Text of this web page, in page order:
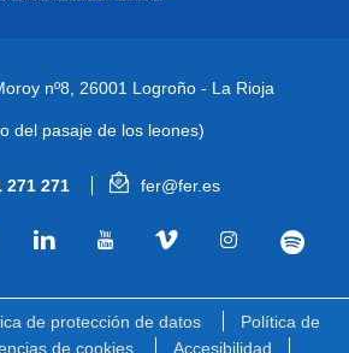
nº8, 26001 Logroño - La Rioja
del pasaje de los leones)
271 271 fer@fer.es
de protección de datos
Política de
de cookies Accesibilidad